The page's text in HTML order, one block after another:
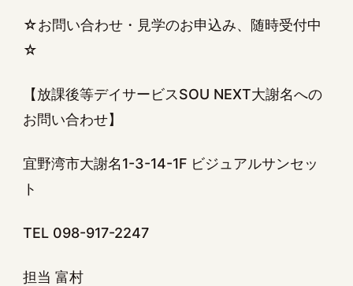
☆お問い合わせ・見学のお申込み、随時受付中
☆
【放課後等デイサービスSOU NEXT大謝名への
お問い合わせ】
宜野湾市大謝名1-3-14-1F ビジュアルサンセッ
ト
TEL 098-917-2247
担当 富村